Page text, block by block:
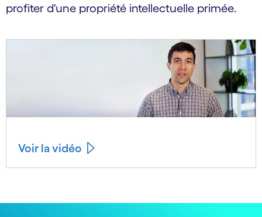
profiter d'une propriété intellectuelle primée.
Voir la vidéo